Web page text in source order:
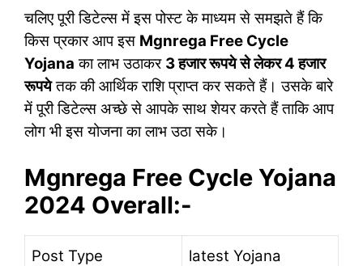
चलिए पूरी डिटेल्स में इस पोस्ट के माध्यम से समझते हैं कि
किस प्रकार आप इस Mgnrega Free Cycle
Yojana का लाभ उठाकर 3 हजार रूपये से लेकर 4 हजार
रूपयेतक की आर्थिक राशि प्राप्त कर सकते हैं। उसके बारे
में पूरी डिटेल्स अच्छे से आपके साथ शेयर करते हैं ताकि आप
लोग भी इस योजना का लाभ उठा सके।
Mgnrega Free Cycle Yojana
2024 Overall:-
Post Type latest Yojana